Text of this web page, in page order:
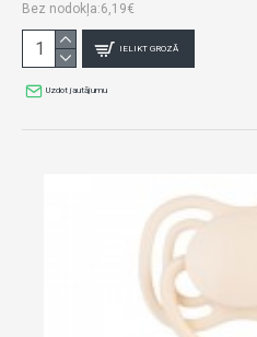
Bez nodokļa:6,19€
IELIKT GROZĀ
Uzdot jautājumu